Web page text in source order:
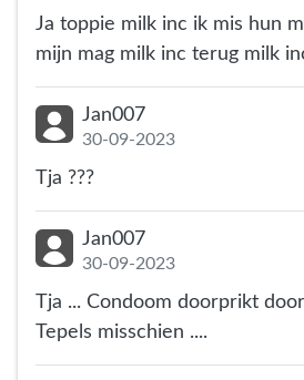
Ja toppie milk inc ik mis hun
mijn mag milk inc terug milk
Jan007
30-09-2023
Tja ???
Jan007
30-09-2023
Tja ... Condoom doorprikt
Tepels misschien ....